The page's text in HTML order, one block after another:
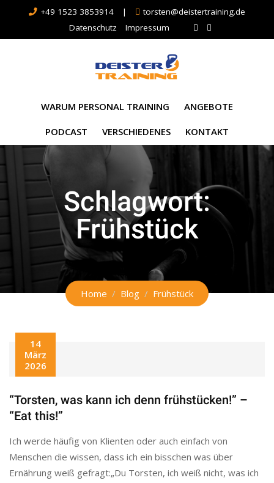
+49 1523 3853914 |
torsten@deistertraining.de
Datenschutz
Impressum
WARUM PERSONAL TRAINING ANGEBOTE
PODCAST VERSCHIEDENES KONTAKT
Schlagwort:
Frühstück
Home Blog Frühstück
14
März
2026
“Torsten, was kann ich denn frühstücken!” –
“Eat this!”
Ich werde häufig von Klienten oder auch einfach von
Menschen die wissen, dass ich ein bisschen was über
Ernährung weiß gefragt:„Du Torsten, ich weiß nicht, was ich